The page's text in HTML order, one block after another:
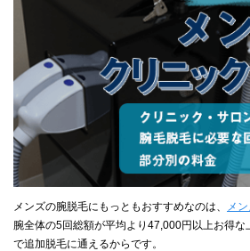
メンズの腕脱毛にもっともおすすめなのは、 メ
腕全体の5回総額が平均より47,000円以上お得
で追加脱毛に通えるからです。